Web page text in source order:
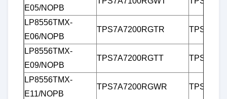
E05/NOPB
LP8556TMX-
E06/NOPB
TPS7A7200RGTR
LP8556TMX-
E09/NOPB
TPS7A7200RGTT
LP8556TMX-
E11/NOPB
TPS7A7200RGWR